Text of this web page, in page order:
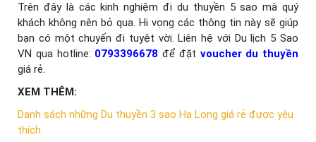
Trên đây là các kinh nghiệm đi du thuyền 5 sao mà quý
khách không nên bỏ qua. Hi vọng các thông tin này sẽ giúp
bạn có một chuyến đi tuyệt vời. Liên hệ với Du lịch 5 Sao
VN qua hotline: 0793396678 để đặt voucher du thuyền
giá rẻ.
XEM THÊM:
Danh sách những Du thuyền 3 sao Hạ Long giá rẻ được yêu
thích